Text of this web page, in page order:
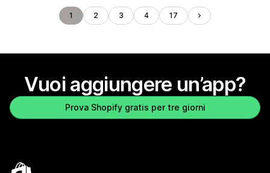
1 2 3 4 17
Vuoi aggiungere un’app?
Prova Shopify gratis per tre giorni